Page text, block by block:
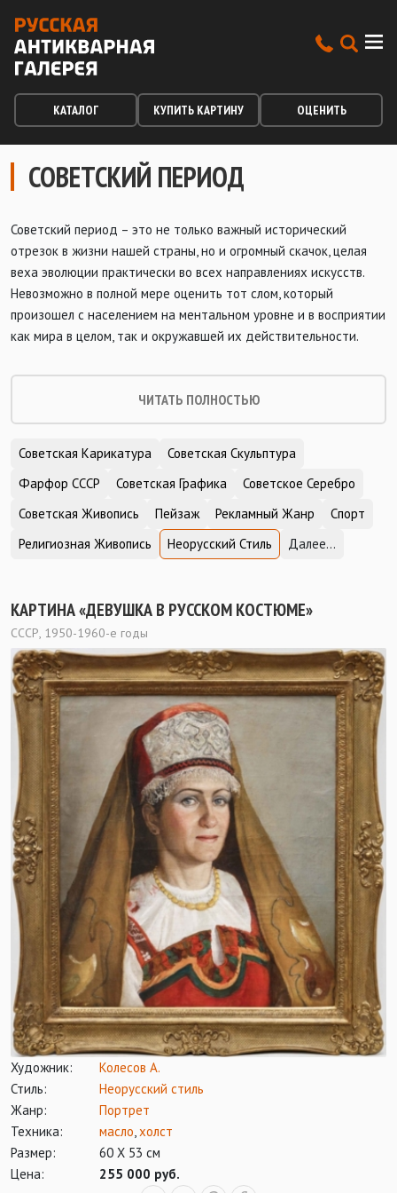
КАТАЛОГ КУПИТЬ КАРТИНУ ОЦЕНИТЬ
СОВЕТСКИЙ ПЕРИОД
Советский период – это не только важный исторический
отрезок в жизни нашей страны, но и огромный скачок, целая
веха эволюции практически во всех направлениях искусств.
Невозможно в полной мере оценить тот слом, который
произошел с населением на ментальном уровне и в восприятии
как мира в целом, так и окружавшей их действительности.
ЧИТАТЬ ПОЛНОСТЬЮ
Советская Карикатура
Советская Скульптура
Фарфор СССР
Советская Графика
Советское Серебро
Советская Живопись
Пейзаж Рекламный Жанр
Спорт
Религиозная Живопись
Неорусский Стиль Далее...
КАРТИНА «ДЕВУШКА В РУССКОМ КОСТЮМЕ»
СССР, 1950-1960-е годы
Художник:
Колесов А.
Стиль:
Неорусский стиль
Жанр:
Портрет
Техника:
масло,холст
Размер:
60 Х 53 см
Цена:
255 000 руб.